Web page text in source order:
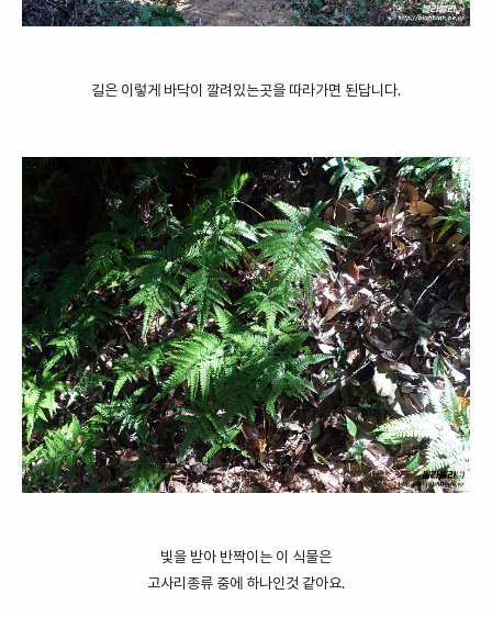
길은 이렇게 바닥이 깔려있는곳을 따라가면 된답니다.
빛을 받아 반짝이는 이 식물은
고사리종류 중에 하나인것 같아요.